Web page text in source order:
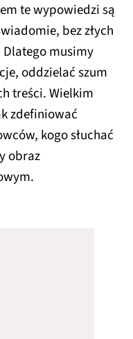
te wypowiedzi są
bez złych
musimy
oddzielać szum
treści. Wielkim
zdefiniować
kogo słuchać
obraz